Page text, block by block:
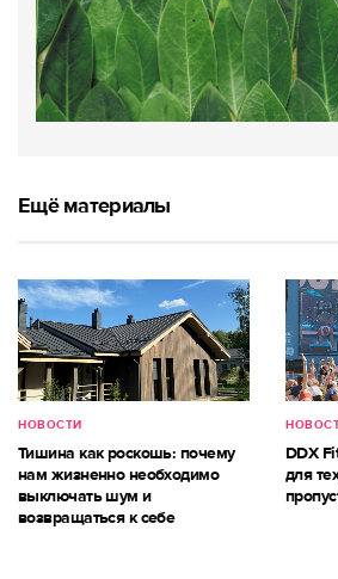
Ещё материалы
НОВОСТИ
Тишина как роскошь: почему
нам жизненно необходимо
выключать шум и
возвращаться к себе
DDX
для